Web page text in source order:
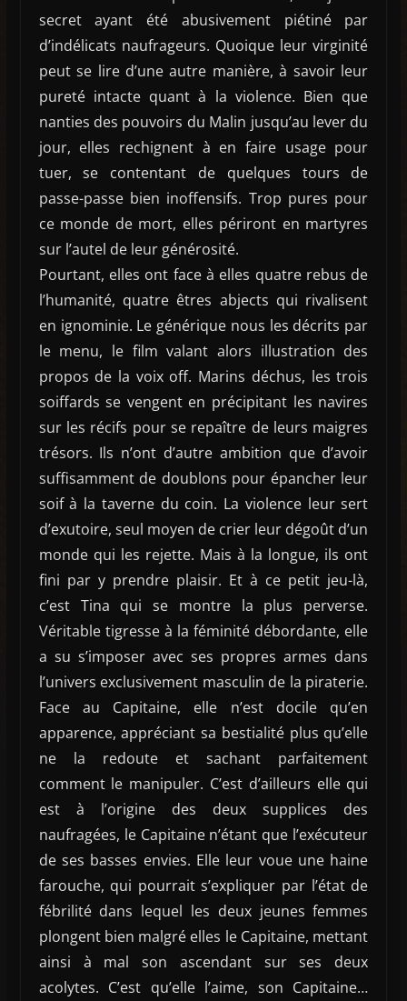
secret ayant été abusivement piétiné par
d’indélicats naufrageurs. Quoique leur virginité
peut se lire d’une autre manière, à savoir leur
pureté intacte quant à la violence. Bien que
nanties des pouvoirs du Malin jusqu’au lever du
jour, elles rechignent à en faire usage pour
tuer, se contentant de quelques tours de
passe-passe bien inoffensifs. Trop pures pour
ce monde de mort, elles périront en martyres
sur l’autel de leur générosité.
Pourtant, elles ont face à elles quatre rebus de
l’humanité, quatre êtres abjects qui rivalisent
en ignominie. Le générique nous les décrits par
le menu, le film valant alors illustration des
propos de la voix off. Marins déchus, les trois
soiffards se vengent en précipitant les navires
sur les récifs pour se repaître de leurs maigres
trésors. Ils n’ont d’autre ambition que d’avoir
suffisamment de doublons pour épancher leur
soif à la taverne du coin. La violence leur sert
d’exutoire, seul moyen de crier leur dégoût d’un
monde qui les rejette. Mais à la longue, ils ont
fini par y prendre plaisir. Et à ce petit jeu-là,
c’est Tina qui se montre la plus perverse.
Véritable tigresse à la féminité débordante, elle
a su s’imposer avec ses propres armes dans
l’univers exclusivement masculin de la piraterie.
Face au Capitaine, elle n’est docile qu’en
apparence, appréciant sa bestialité plus qu’elle
ne la redoute et sachant parfaitement
comment le manipuler. C’est d’ailleurs elle qui
est à l’origine des deux supplices des
naufragées, le Capitaine n’étant que l’exécuteur
de ses basses envies. Elle leur voue une haine
farouche, qui pourrait s’expliquer par l’état de
fébrilité dans lequel les deux jeunes femmes
plongent bien malgré elles le Capitaine, mettant
ainsi à mal son ascendant sur ses deux
acolytes. C’est qu’elle l’aime, son Capitaine…